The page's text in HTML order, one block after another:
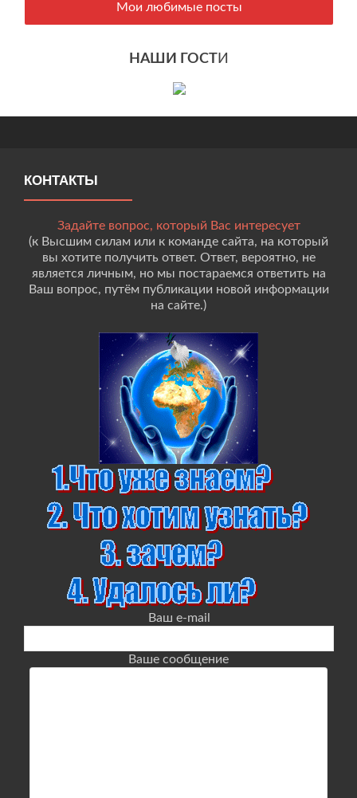
Мои любимые посты
НАШИ ГОСТИ
КОНТАКТЫ
Задайте вопрос, который Вас интересует
(к Высшим силам или к команде сайта, на который
вы хотите получить ответ. Ответ, вероятно, не
является личным, но мы постараемся ответить на
Ваш вопрос, путём публикации новой информации
на сайте.)
Ваш e-mail
Ваше сообщение